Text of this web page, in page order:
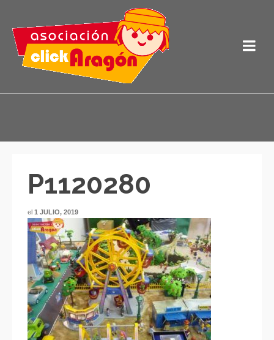
P1120280
el 1 JULIO, 2019